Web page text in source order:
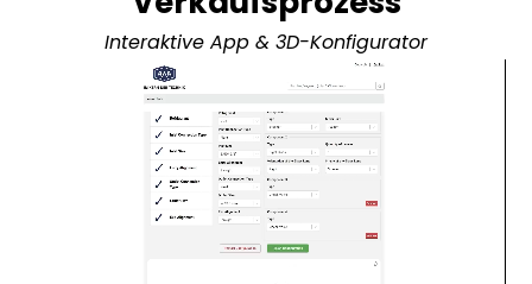
Interaktive App & 3D-Konfigurator